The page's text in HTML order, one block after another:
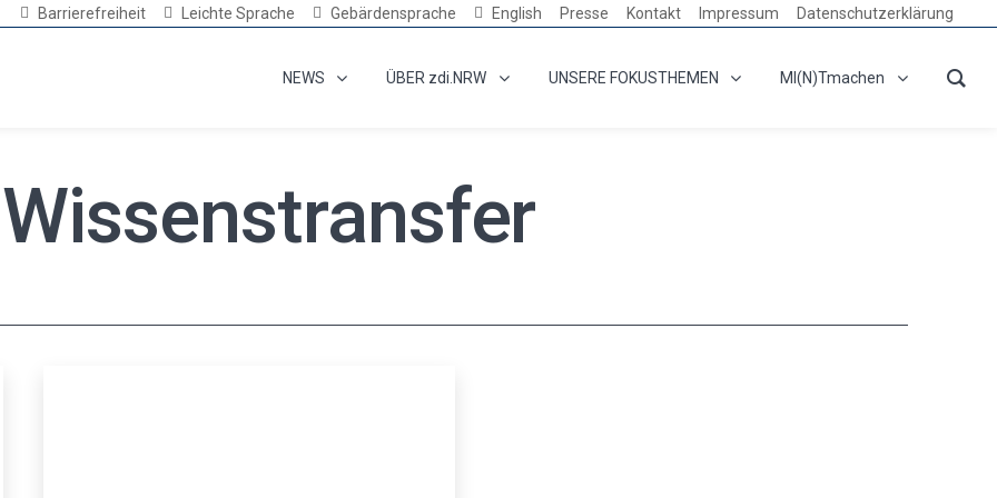
Barrierefreiheit Leichte Sprache Gebärdensprache English Presse Kontakt Impressum Datenschutzerklärung
NEWS ÜBER zdi.NRW UNSERE FOKUSTHEMEN MI(N)Tmachen
Wissenstransfer